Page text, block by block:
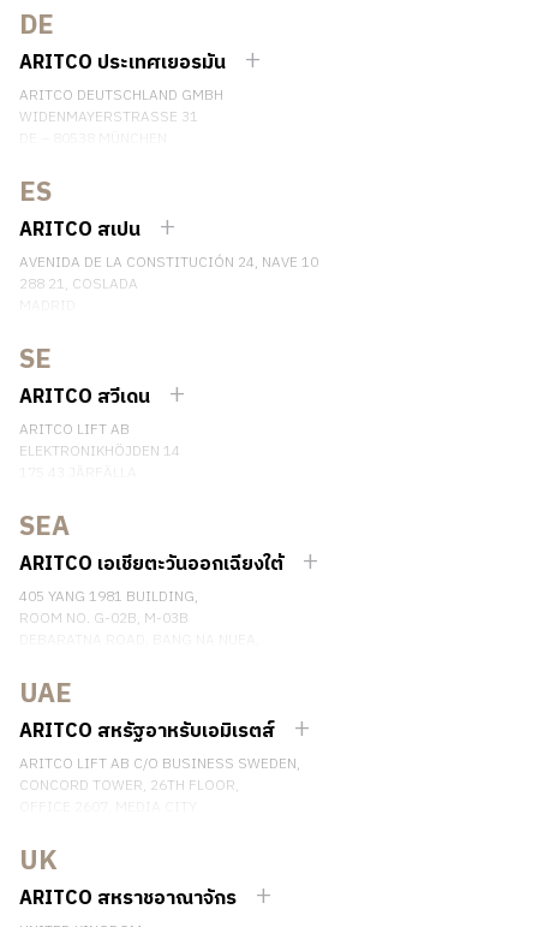
SHANGHAI, CHINA
EMAIL:INFO.CHINA@ARITCO.COM
เบอร์โทรศัพท์: +86 400 6233 121
ติดต่อเรา
DE
ARITCO ประเทศเยอรมัน
ARITCO DEUTSCHLAND GMBH
WIDENMAYERSTRASSE 31
เบอร์โทรศัพท์: +49 7123 9597272
ติดต่อเรา
ES
ARITCO สเปน
AVENIDA DE LA CONSTITUCIÓN 24, NAVE 10
288 21, COSLADA
เบอร์โทรศัพท์: (+34) 918 622 552
ติดต่อเรา
SE
ARITCO สวีเดน
ARITCO LIFT AB
ELEKTRONIKHÖJDEN 14
เบอร์โทรศัพท์: +46 8 120 401 00
ติดต่อเรา
SEA
ARITCO เอเชียตะวันออกเฉียงใต้
405 YANG 1981 BUILDING,
ROOM NO. G-02B, M-03B
เบอร์โทรศัพท์: +66 863174017
ติดต่อเรา
UAE
ARITCO สหรัฐอาหรับเอมิเรตส์
ARITCO LIFT AB C/O BUSINESS SWEDEN,
CONCORD TOWER, 26TH FLOOR,
ติดต่อเรา
UK
ARITCO สหราชอาณาจักร